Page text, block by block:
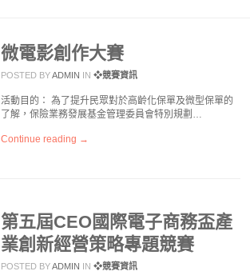
微電影創作大賽
POSTED BYADMIN IN ❖競賽資訊
活動目的： 為了提升民眾對於高齡化保單及微型保單的
了解，保險業務發展基金管理委員會特別規劃…
Continue reading →
第五屆CEO國際電子商務盃產
業創新經營策略專題競賽
POSTED BYADMIN IN ❖競賽資訊